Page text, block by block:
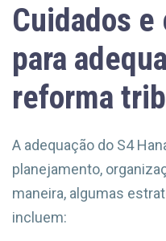
Cuidados
para
reforma
A adequação do S4
planejamento,
maneira, algumas
incluem: